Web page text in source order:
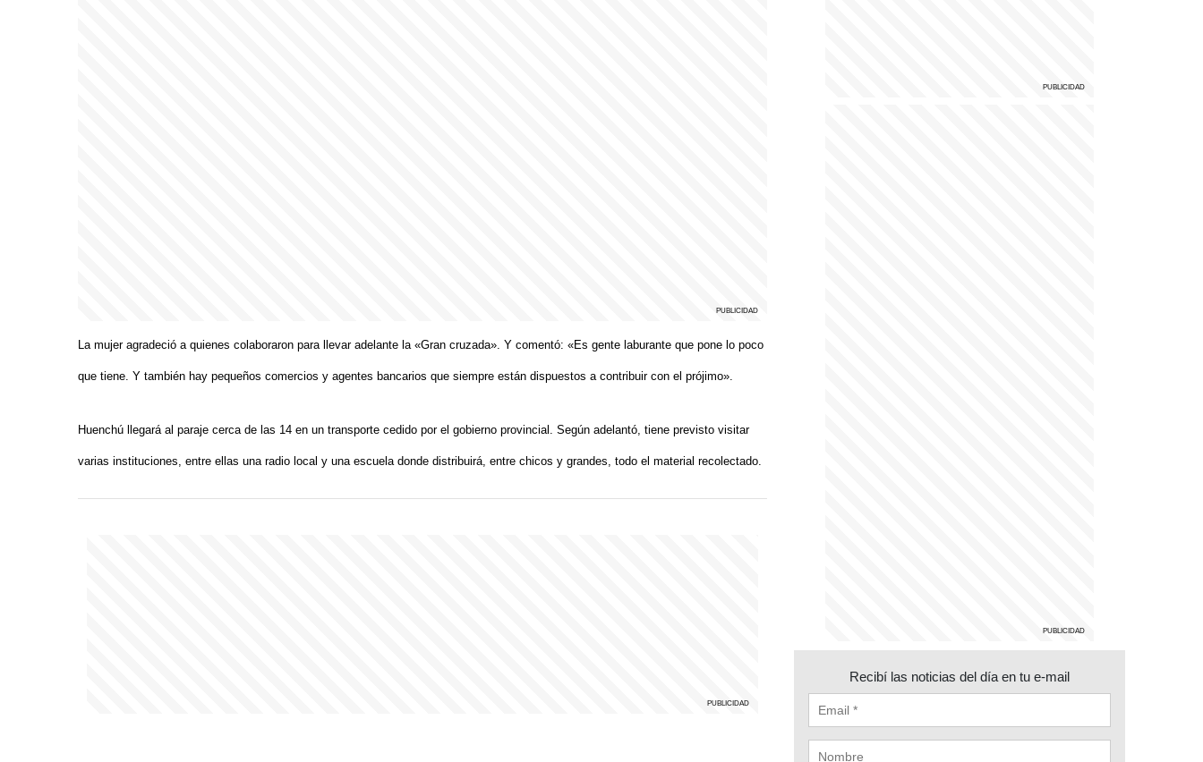
La mujer agradeció a quienes colaboraron para llevar adelante la «Gran cruzada». Y comentó: «Es gente laburante que pone lo poco
que tiene. Y también hay pequeños comercios y agentes bancarios que siempre están dispuestos a contribuir con el prójimo».
Huenchú llegará al paraje cerca de las 14 en un transporte cedido por el gobierno provincial. Según adelantó, tiene previsto visitar
varias instituciones, entre ellas una radio local y una escuela donde distribuirá, entre chicos y grandes, todo el material recolectado.
Recibí las noticias del día en tu e-mail